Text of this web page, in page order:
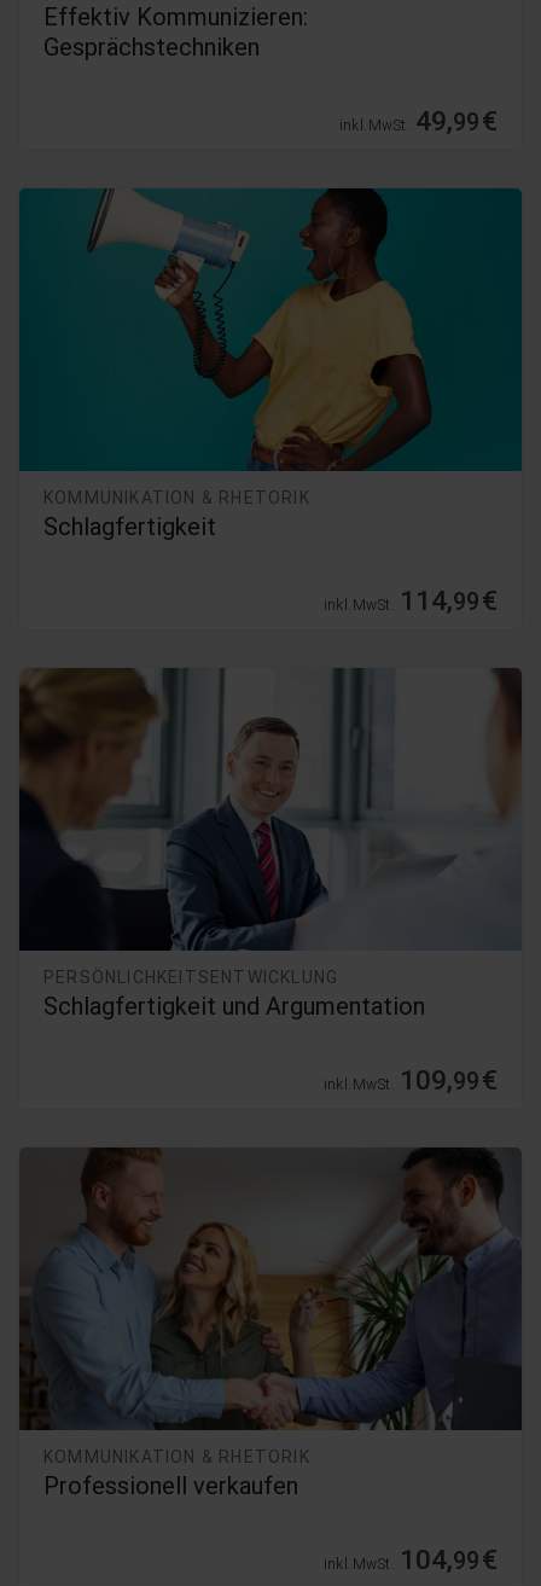
Effektiv Kommunizieren:
Gesprächstechniken
inkl. MwSt. 49,99€
KOMMUNIKATION & RHETORIK
Schlagfertigkeit
inkl. MwSt. 114,99€
PERSÖNLICHKEITSENTWICKLUNG
Schlagfertigkeit und Argumentation
inkl. MwSt. 109,99€
KOMMUNIKATION & RHETORIK
Professionell verkaufen
inkl. MwSt. 104,99€